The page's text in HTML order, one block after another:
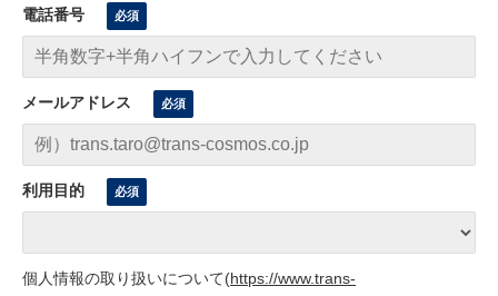
電話番号
メールアドレス
利用目的
個人情報の取り扱いについて(https://www.trans-